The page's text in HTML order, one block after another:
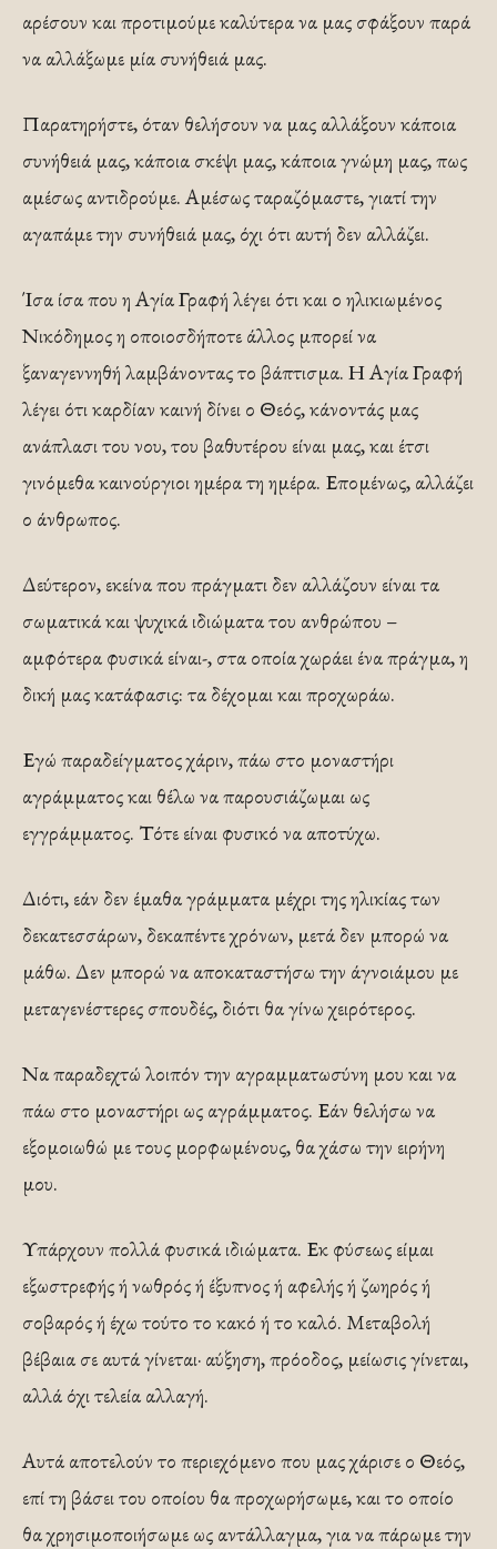
αρέσουν και προτιμούμε καλύτερα να μας σφάξουν παρά
να αλλάξωμε μία συνήθειά μας.
Παρατηρήστε, όταν θελήσουν να μας αλλάξουν κάποια
συνήθειά μας, κάποια σκέψι μας, κάποια γνώμη μας, πως
αμέσως αντιδρούμε. Αμέσως ταραζόμαστε, γιατί την
αγαπάμε την συνήθειά μας, όχι ότι αυτή δεν αλλάζει.
Ίσα ίσα που η Αγία Γραφή λέγει ότι και ο ηλικιωμένος
Νικόδημος η οποιοσδήποτε άλλος μπορεί να
ξαναγεννηθή λαμβάνοντας το βάπτισμα. Η Αγία Γραφή
λέγει ότι καρδίαν καινή δίνει ο Θεός, κάνοντάς μας
ανάπλασι του νου, του βαθυτέρου είναι μας, και έτσι
γινόμεθα καινούργιοι ημέρα τη ημέρα. Επομένως, αλλάζει
ο άνθρωπος.
Δεύτερον, εκείνα που πράγματι δεν αλλάζουν είναι τα
σωματικά και ψυχικά ιδιώματα του ανθρώπου –
αμφότερα φυσικά είναι-, στα οποία χωράει ένα πράγμα, η
δική μας κατάφασις: τα δέχομαι και προχωράω.
Εγώ παραδείγματος χάριν, πάω στο μοναστήρι
αγράμματος και θέλω να παρουσιάζωμαι ως
εγγράμματος. Τότε είναι φυσικό να αποτύχω.
Διότι, εάν δεν έμαθα γράμματα μέχρι της ηλικίας των
δεκατεσσάρων, δεκαπέντε χρόνων, μετά δεν μπορώ να
μάθω. Δεν μπορώ να αποκαταστήσω την άγνοιάμου με
μεταγενέστερες σπουδές, διότι θα γίνω χειρότερος.
Να παραδεχτώ λοιπόν την αγραμματωσύνη μου και να
πάω στο μοναστήρι ως αγράμματος. Εάν θελήσω να
εξομοιωθώ με τους μορφωμένους, θα χάσω την ειρήνη
μου.
Υπάρχουν πολλά φυσικά ιδιώματα. Εκ φύσεως είμαι
εξωστρεφής ή νωθρός ή έξυπνος ή αφελής ή ζωηρός ή
σοβαρός ή έχω τούτο το κακό ή το καλό. Μεταβολή
βέβαια σε αυτά γίνεται· αύξηση, πρόοδος, μείωσις γίνεται,
αλλά όχι τελεία αλλαγή.
Αυτά αποτελούν το περιεχόμενο που μας χάρισε ο Θεός,
επί τη βάσει του οποίου θα προχωρήσωμε, και το οποίο
θα χρησιμοποιήσωμε ως αντάλλαγμα, για να πάρωμε την